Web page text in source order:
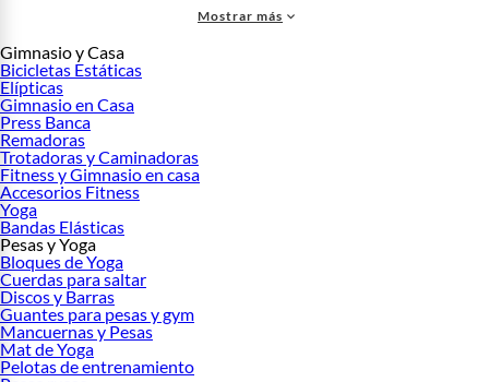
Pago fácil con opciones comoPSE, Efecty o en cuotas CMR.
Envío a todo el país y
En Falabella Colombia, nos enorgullece ser curadores de un catálogo que
combina calidad, estilo y tecnología, ofreciendo
marca específica pero con alto rendimiento. Disfruta de 30 días para cambios y
devoluciones, asegurando una experiencia de compra sin preocupaciones.
Beneficios de comprar bicicletas de spinning en Falabella Colombia 🏆
Elige entre bicicletas de materiales resistentes como acero inoxidable que
garantizan durabilidad. Las opciones en
avanzada que permite ajustar la resistencia a tu nivel. Precios competitivos en
COP aseguran una compra inteligente y accesible.
Explora los diferentes tipos de bicicletas de spinning en Falabella
Colombia 🛍️
Opciones para principiantes en bicicleta spinning
Mostrar más
Gimnasio y Casa
Bicicletas Estáticas
Elípticas
Gimnasio en Casa
Press Banca
Remadoras
Trotadoras y Caminadoras
Fitness y Gimnasio en casa
Accesorios Fitness
Yoga
Bandas Elásticas
Pesas y Yoga
Bloques de Yoga
Cuerdas para saltar
Discos y Barras
Guantes para pesas y gym
Mancuernas y Pesas
Mat de Yoga
Pelotas de entrenamiento